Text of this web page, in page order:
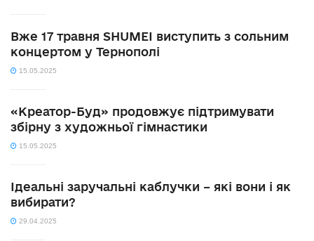
Вже 17 травня SHUMEI виступить з сольним
концертом у Тернополі
15.05.2025
«Креатор-Буд» продовжує підтримувати
збірну з художньої гімнастики
15.05.2025
Ідеальні заручальні каблучки – які вони і як
вибирати?
29.04.2025